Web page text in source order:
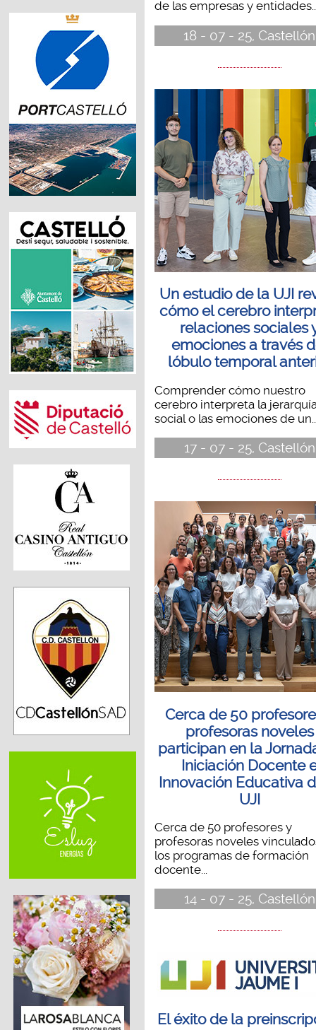
de las empresas y
18 - 07 - 25, Castellón
Un estudio de la UJI
cómo el cerebro
relaciones sociales
emociones a través
lóbulo temporal
Comprender cómo nuestro
cerebro interpreta la
social o las emociones de
17 - 07 - 25, Castellón
Cerca de 50
profesoras noveles
participan en la
Iniciación Docente
Innovación Educativa
UJI
Cerca de 50 profesores y
profesoras noveles
los programas de formación
docente...
14 - 07 - 25, Castellón
El éxito de la